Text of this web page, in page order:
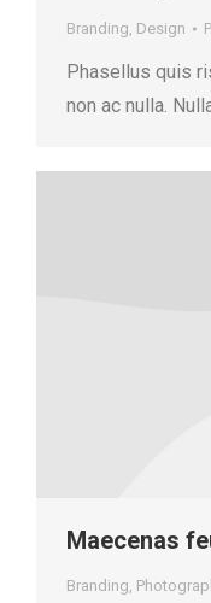
Branding, Design
Phasellus quis
non ac nulla.
Maecenas
Branding,